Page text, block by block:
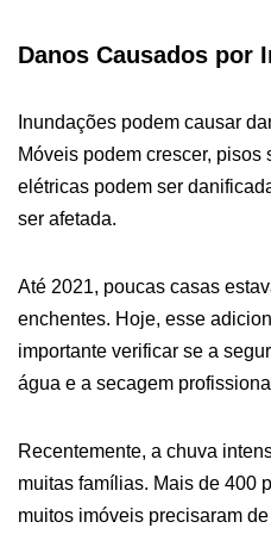
Danos Causados por
Inundações podem causar
Móveis podem crescer,
elétricas podem ser
ser afetada.
Até 2021, poucas casas
enchentes. Hoje, esse
importante verificar se a
água e a secagem
Recentemente, a chuva
muitas famílias. Mais de 400
muitos imóveis precisaram